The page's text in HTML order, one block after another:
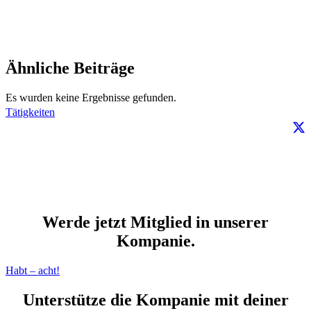
Ähnliche Beiträge
Es wurden keine Ergebnisse gefunden.
Tätigkeiten
Werde jetzt Mitglied in unserer
Kompanie.
Habt – acht!
Unterstütze die Kompanie mit deiner